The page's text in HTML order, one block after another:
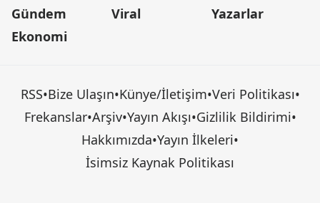
Gündem
Ekonomi
Viral
Yazarlar
RSS•Bize Ulaşın•Künye/İletişim•Veri Politikası•
Frekanslar•Arşiv•Yayın Akışı•Gizlilik Bildirimi•
Hakkımızda•Yayın İlkeleri•
İsimsiz Kaynak Politikası